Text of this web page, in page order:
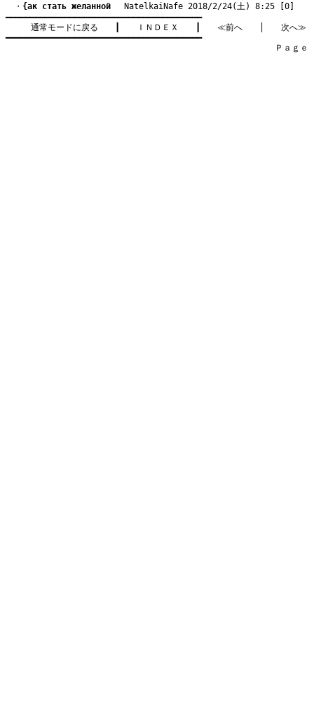
・ {ак стать желанной NatelkaiNafe 2018/2/24(土) 8:25 [0]
━━━━━━━━━━━━━━━━━━━━━━━━━━━━━━━━━━━━━━━━
通常モードに戻る
ＩＮＤＥＸ ≪前へ
次へ≫
━━━━━━━━━━━━━━━━━━━━━━━━━━━━━━━━━━━━━━━━
Ｐａｇｅ